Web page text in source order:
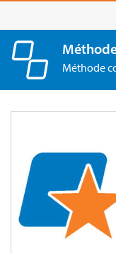
Méthode